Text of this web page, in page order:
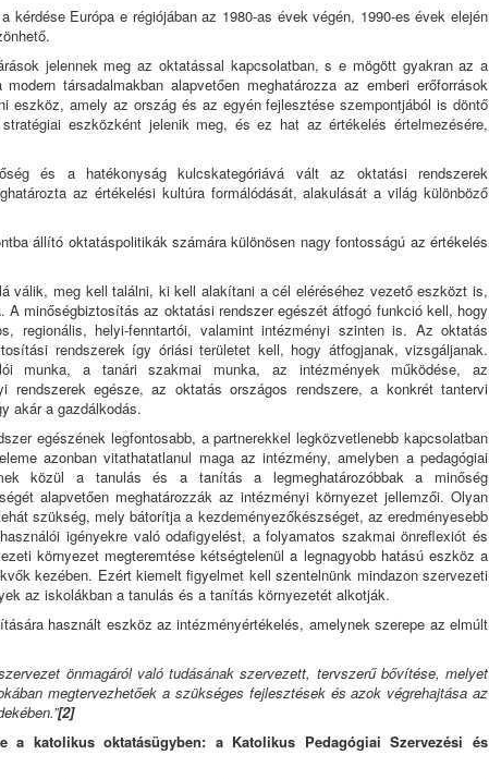
kérdése Európa e régiójában az 1980-as évek végén, 1990-es évek elején
jelennek meg az oktatással kapcsolatban, s e mögött gyakran az a
társadalmakban alapvetően meghatározza az emberi erőforrások
eszköz, amely az ország és az egyén fejlesztése szempontjából is döntő
eszközként jelenik meg, és ez hat az értékelés értelmezésére,
és a hatékonyság kulcskategóriává vált az oktatási rendszerek
az értékelési kultúra formálódását, alakulását a világ különböző
állító oktatáspolitikák számára különösen nagy fontosságú az értékelés
válik, meg kell találni, ki kell alakítani a cél eléréséhez vezető eszközt is,
minőségbiztosítás az oktatási rendszer egészét átfogó funkció kell, hogy
regionális, helyi-fenntartói, valamint intézményi szinten is. Az oktatás
rendszerek így óriási területet kell, hogy átfogjanak, vizsgáljanak.
munka, a tanári szakmai munka, az intézmények működése, az
rendszerek egésze, az oktatás országos rendszere, a konkrét tantervi
akár a gazdálkodás.
egészének legfontosabb, a partnerekkel legközvetlenebb kapcsolatban
azonban vitathatatlanul maga az intézmény, amelyben a pedagógiai
közül a tanulás és a tanítás a legmeghatározóbbak a minőség
alapvetően meghatározzák az intézményi környezet jellemzői. Olyan
szükség, mely bátorítja a kezdeményezőkészséget, az eredményesebb
igényekre való odafigyelést, a folyamatos szakmai önreflexiót és
környezet megteremtése kétségtelenül a legnagyobb hatású eszköz a
kezében. Ezért kiemelt figyelmet kell szentelnünk mindazon szervezeti
az iskolákban a tanulás és a tanítás környezetét alkotják.
használt eszköz az intézményértékelés, amelynek szerepe az elmúlt
önmagáról való tudásának szervezett, tervszerű bővítése, melyet
megtervezhetőek a szükséges fejlesztések és azok végrehajtása az
[2]
a katolikus oktatásügyben: a Katolikus Pedagógiai Szervezési és